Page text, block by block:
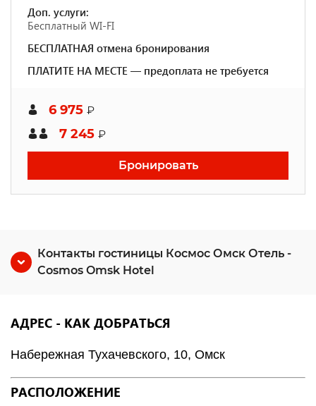
Доп. услуги:
Бесплатный WI-FI
БЕСПЛАТНАЯ отмена бронирования
ПЛАТИТЕ НА МЕСТЕ — предоплата не требуется
6 975 ₽
7 245 ₽
Бронировать
Контакты гостиницы Космос Омск Отель -
Cosmos Omsk Hotel
АДРЕС - КАК ДОБРАТЬСЯ
Набережная Тухачевского, 10, Омск
РАСПОЛОЖЕНИЕ